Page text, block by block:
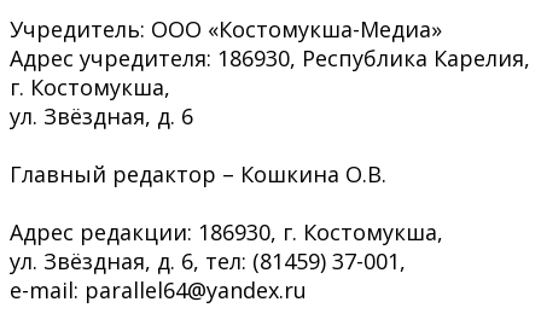
Учредитель: ООО «Костомукша-Медиа»
Адрес учредителя: 186930, Республика Карелия,
г. Костомукша,
ул. Звёздная, д. 6
Главный редактор – Кошкина О.В.
Адрес редакции: 186930, г. Костомукша,
ул. Звёздная, д. 6, тел: (81459) 37-001,
e-mail: parallel64@yandex.ru